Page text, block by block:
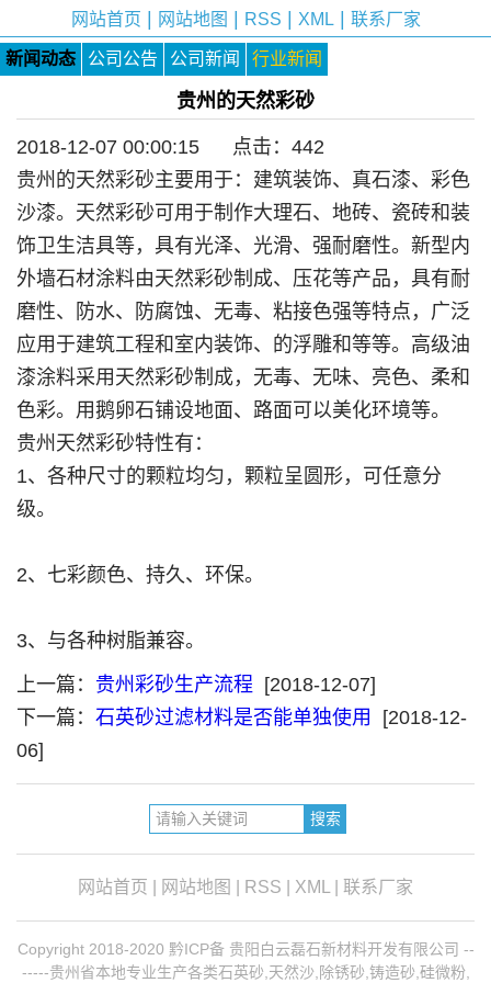
网站首页 网站地图 RSS XML| 联系厂家
新闻动态 公司公告 公司新闻 行业新闻
贵州的天然彩砂
2018-12-07 00:00:15 点击： 442
贵州的天然彩砂主要用于：建筑装饰、真石漆、彩色
沙漆。天然彩砂可用于制作大理石、地砖、瓷砖和装
饰卫生洁具等，具有光泽、光滑、强耐磨性。新型内
外墙石材涂料由天然彩砂制成、压花等产品，具有耐
磨性、防水、防腐蚀、无毒、粘接色强等特点，广泛
应用于建筑工程和室内装饰、的浮雕和等等。高级油
漆涂料采用天然彩砂制成，无毒、无味、亮色、柔和
色彩。用鹅卵石铺设地面、路面可以美化环境等。
贵州天然彩砂特性有：
1、各种尺寸的颗粒均匀，颗粒呈圆形，可任意分
级。
2、七彩颜色、持久、环保。
3、与各种树脂兼容。
上一篇： 贵州彩砂生产流程
[2018-12-07]
下一篇： 石英砂过滤材料是否能单独使用
[2018-12-
06]
网站首页 网站地图 RSS XML 联系厂家
Copyright 2018-2020 黔ICP备 贵阳白云磊石新材料开发有限公司 --
-----贵州省本地专业生产各类石英砂,天然沙,除锈砂,铸造砂,硅微粉,